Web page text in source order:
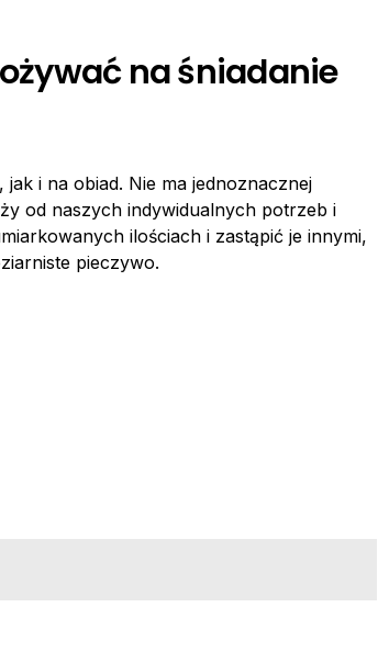
na śniadanie
i na obiad. Nie ma jednoznacznej
od naszych indywidualnych potrzeb i
ilościach i zastąpić je innymi,
pieczywo.